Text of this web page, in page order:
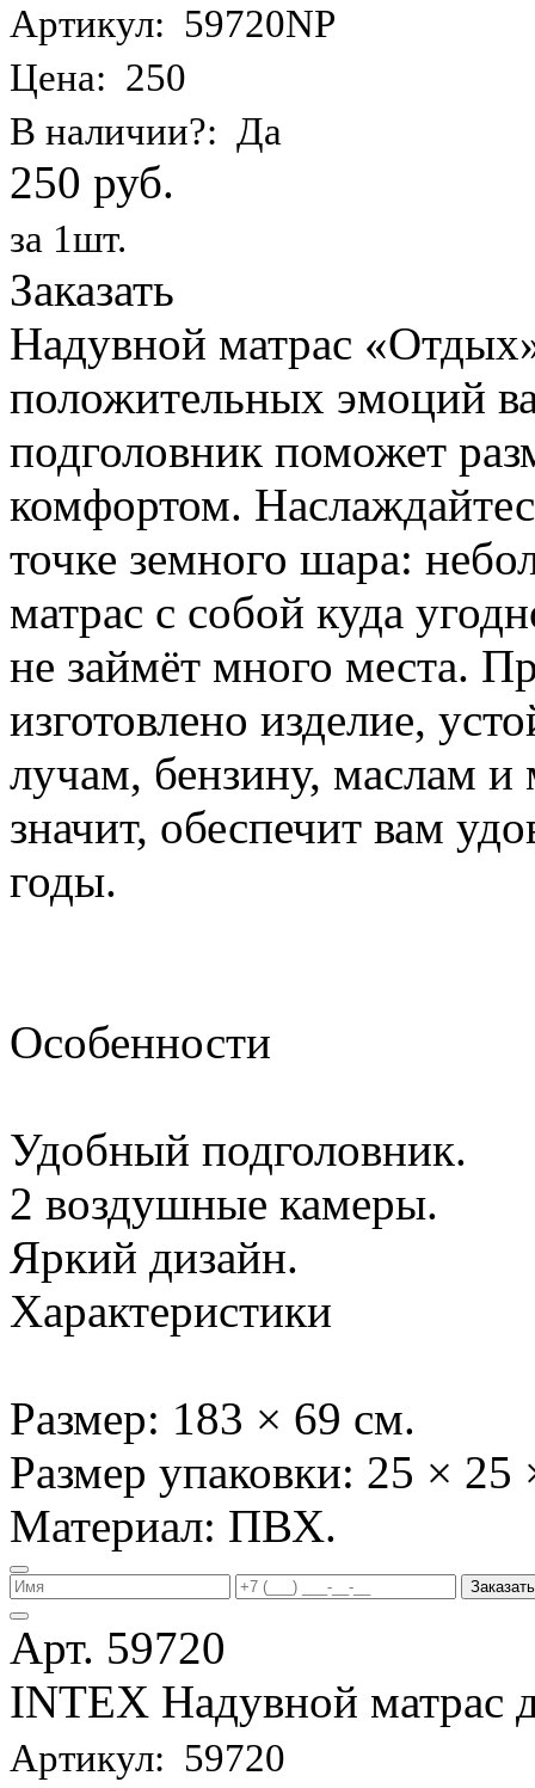
Артикул: 59720NP
Цена: 250
В наличии?: Да
250 руб.
за 1шт.
Заказать
Надувной матрас
положительных эмоций
подголовник поможет
комфортом.
точке земного шара:
матрас с собой куда
не займёт много места.
изготовлено изделие,
лучам, бензину, маслам
значит, обеспечит вам
годы.
Особенности
Удобный подголовник.
2 воздушные камеры.
Яркий дизайн.
Характеристики
Размер: 183 × 69 см.
Размер упаковки: 25 × 25
Материал: ПВХ.
Заказать
Арт. 59720
INTEX Надувной матрас
Артикул: 59720